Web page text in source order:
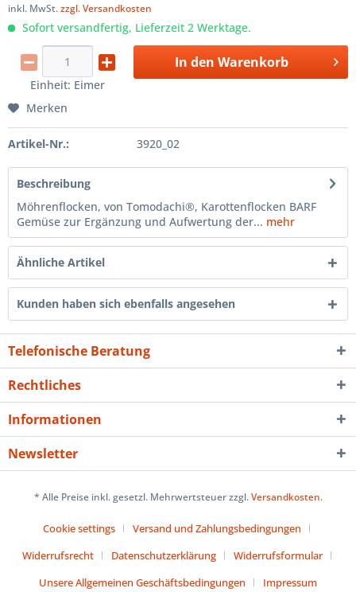
inkl. MwSt.zzgl. Versandkosten
Sofort versandfertig, Lieferzeit 2 Werktage.
Einheit: Eimer
In den Warenkorb
Merken
Artikel-Nr.: 3920_02
Beschreibung
Möhrenflocken, von Tomodachi®, Karottenflocken BARF
Gemüse zur Ergänzung und Aufwertung der... mehr
Ähnliche Artikel
Kunden haben sich ebenfalls angesehen
Telefonische Beratung
Rechtliches
Informationen
Newsletter
* Alle Preise inkl. gesetzl. Mehrwertsteuer zzgl.Versandkosten.
Cookie settings
Versand und Zahlungsbedingungen
Widerrufsrecht
Datenschutzerklärung
Widerrufsformular
Unsere Allgemeinen Geschäftsbedingungen
Impressum